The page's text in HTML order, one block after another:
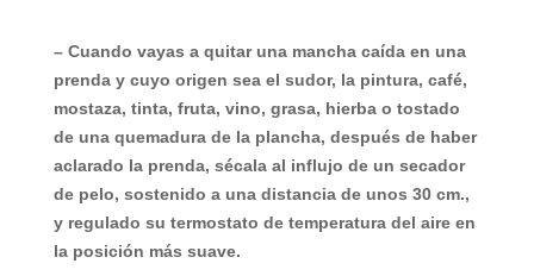
– Cuando vayas a quitar una mancha caída en una
prenda y cuyo origen sea el sudor, la pintura, café,
mostaza, tinta, fruta, vino, grasa, hierba o tostado
de una quemadura de la plancha, después de haber
aclarado la prenda, sécala al influjo de un secador
de pelo, sostenido a una distancia de unos 30 cm.,
y regulado su termostato de temperatura del aire en
la posición más suave.